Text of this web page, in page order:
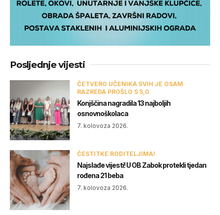
Posljednje vijesti
ČETVERO UČENIKA SVIH JE OSAM
RAZREDA PROŠLO S 5,0
Konjščina nagradila 13 najboljih
osnovnoškolaca
7. kolovoza 2026.
ČESTITKE RODITELJIMA!
Najslađe vijesti! U OB Zabok protekli tjedan
rođena 21 beba
7. kolovoza 2026.